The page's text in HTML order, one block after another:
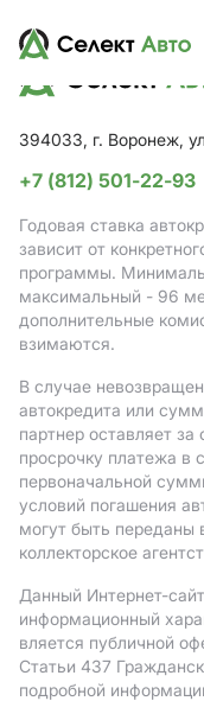
394033, г. Воронеж,
+7 (812) 501-22-93
Годовая ставка
зависит от
программы.
максимальный - 96
дополнительные
взимаются.
В случае
автокредита или
партнер оставляет
просрочку платежа в
первоначальной
условий погашения
могут быть переданы
коллекторское
Данный Интернет-
информационный
вляется публичной
Статьи 437
подробной